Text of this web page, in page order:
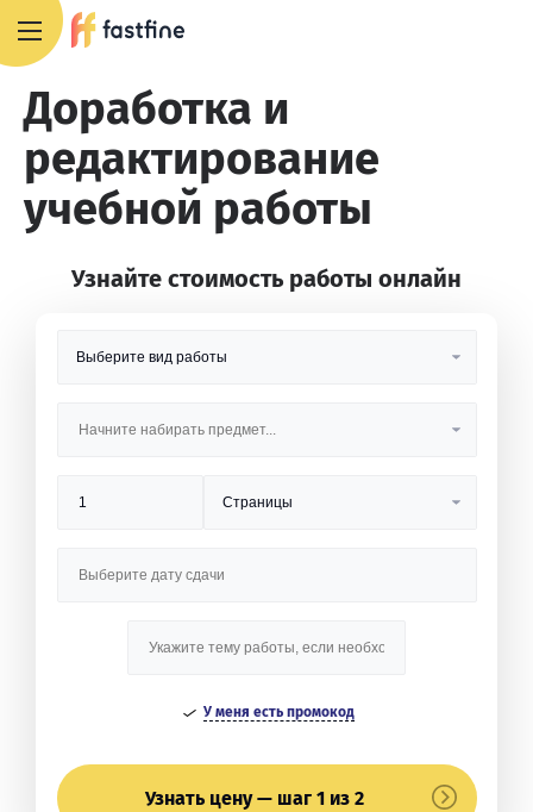
Доработка и
редактирование
учебной работы
Узнайте стоимость работы онлайн
У меня есть промокод
Узнать цену — шаг 1 из 2